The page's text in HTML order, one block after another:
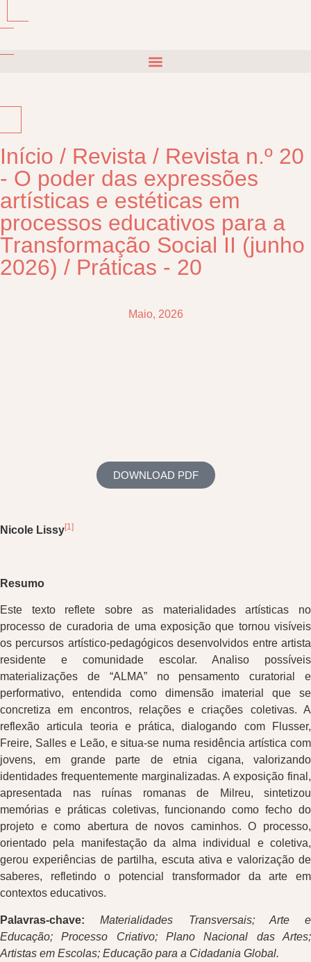
Início / Revista / Revista n.º 20
- O poder das expressões
artísticas e estéticas em
processos educativos para a
Transformação Social II (junho
2026) / Práticas - 20
Maio, 2026
DOWNLOAD PDF
Nicole Lissy[1]
Resumo
Este texto reflete sobre as materialidades artísticas no
processo de curadoria de uma exposição que tornou visíveis
os percursos artístico-pedagógicos desenvolvidos entre artista
residente e comunidade escolar. Analiso possíveis
materializações de “ALMA” no pensamento curatorial e
performativo, entendida como dimensão imaterial que se
concretiza em encontros, relações e criações coletivas. A
reflexão articula teoria e prática, dialogando com Flusser,
Freire, Salles e Leão, e situa-se numa residência artística com
jovens, em grande parte de etnia cigana, valorizando
identidades frequentemente marginalizadas. A exposição final,
apresentada nas ruínas romanas de Milreu, sintetizou
memórias e práticas coletivas, funcionando como fecho do
projeto e como abertura de novos caminhos. O processo,
orientado pela manifestação da alma individual e coletiva,
gerou experiências de partilha, escuta ativa e valorização de
saberes, refletindo o potencial transformador da arte em
contextos educativos.
Palavras-chave:
Materialidades Transversais; Arte e
Educação; Processo Criativo; Plano Nacional das Artes;
Artistas em Escolas; Educação para a Cidadania Global.